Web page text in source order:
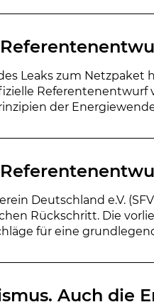
Leaks zum
Referentenentwurf
der
Deutschland e.V.
Rückschritt. Die
für eine
Auch